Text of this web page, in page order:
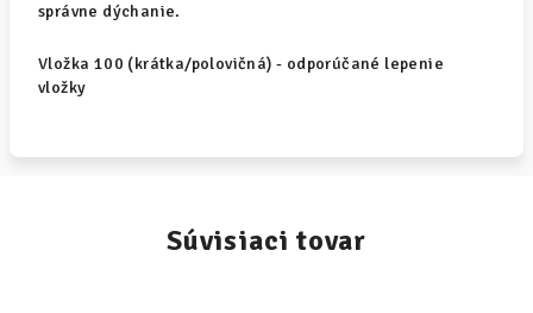
správne dýchanie.
Vložka 100 (krátka/polovičná) - odporúčané lepenie
vložky
Súvisiaci tovar